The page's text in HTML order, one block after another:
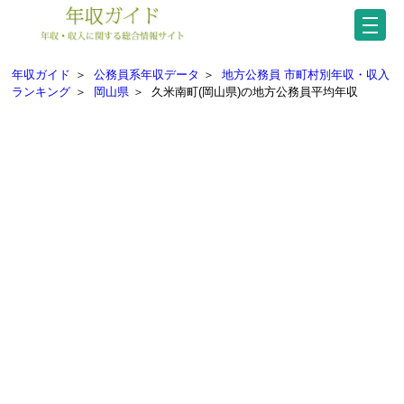
年収ガイド ＞ 公務員系年収データ ＞
地方公務員 市町村別年収・収入
ランキング ＞ 岡山県 ＞ 久米南町(岡山県)の地方公務員平均年収